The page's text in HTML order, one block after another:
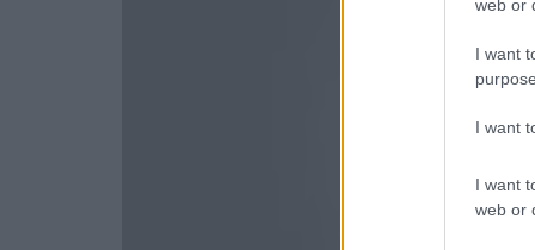
web or
I want
I want
I want
web or